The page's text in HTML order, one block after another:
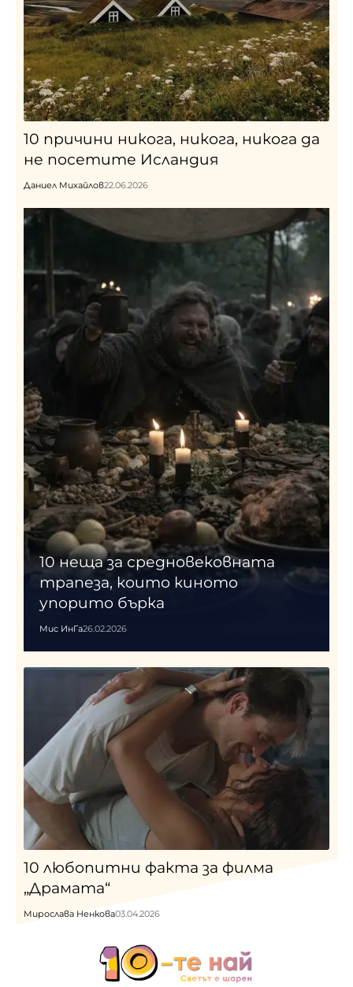
10 причини никога, никога, никога да
не посетите Исландия
Даниел Михайлов22.06.2026
10 неща за средновековната
трапеза, които киното
упорито бърка
Мис ИнГа26.02.2026
10 любопитни факта за филма
„Драмата“
Мирослава Ненкова03.04.2026